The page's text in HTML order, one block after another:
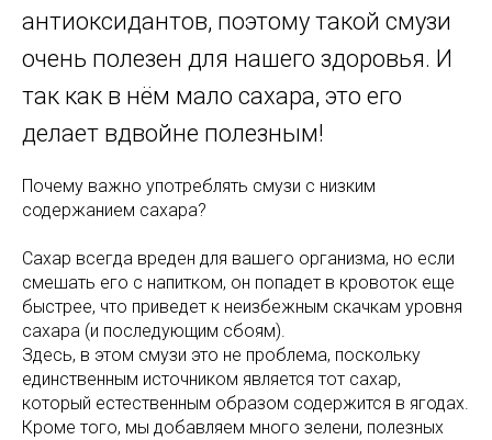
антиоксидантов, поэтому такой смузи
очень полезен для нашего здоровья. И
так как в нём мало сахара, это его
делает вдвойне полезным!
Почему важно употреблять смузи с низким
содержанием сахара?
Сахар всегда вреден для вашего организма, но если
смешать его с напитком, он попадет в кровоток еще
быстрее, что приведет к неизбежным скачкам уровня
сахара (и последующим сбоям).
Здесь, в этом смузи это не проблема, поскольку
единственным источником является тот сахар,
который естественным образом содержится в ягодах.
Кроме того, мы добавляем много зелени, полезных